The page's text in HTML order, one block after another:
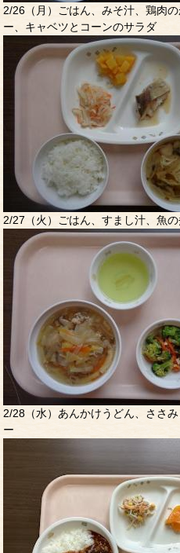
2/26（月）ごはん、みそ汁、鶏肉
ー、キャベツとコーンのサラダ
2/27（火）ごはん、すまし汁、魚
2/28（水）あんかけうどん、ささ
ー